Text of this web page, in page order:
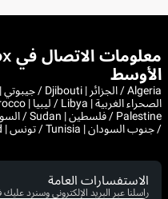
الأوسط
/ جنوب السودان | Tunisia / تونس | Chad / تشاد
الاستفسارات العامة
راسلنا عبر البريد الإلكتروني وسنرد